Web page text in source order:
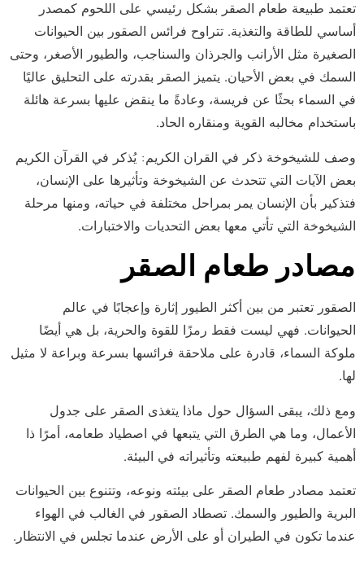
تعتمد طبيعة طعام الصقر بشكل رئيسي على اللحوم كمصدر
أساسي للطاقة والتغذية. تتراوح فرائس الصقور بين الحيوانات
الصغيرة مثل الأرانب والجرذان والسناجب، والطيور الأصغر، وحتى
السمك في بعض الأحيان. يتميز الصقر بقدرته على التحليق عاليًا
في السماء بحثًا عن فريسة، وعادةً ما ينقض عليها بسرعة هائلة
باستخدام مخالبه القوية ومنقاره الحاد.
وصف للشيخوخة ذكر في القران الكريم: يُذكر في القرآن الكريم
بعض الآيات التي تتحدث عن الشيخوخة وتأثيرها على الإنسان،
فتذكير بأن الإنسان يمر بمراحل مختلفة في حياته، ومنها مرحلة
الشيخوخة التي تأتي معها بعض التحديات والاختبارات.
مصادر طعام الصقر
الصقور تعتبر من بين أكثر الطيور إثارة وإعجابًا في عالم
الحيوانات. فهي ليست فقط رمزًا للقوة والحرية، بل هي أيضًا
ملوكة السماء، قادرة على ملاحقة فرائسها بسرعة وبراعة لا مثيل
لها.
ومع ذلك، يبقى السؤال حول ماذا يتغذى الصقر على جدول
الأعمال، وما هي الطرق التي يتبعها في اصطياد طعامه، أمرًا ذا
أهمية كبيرة لفهم طبيعته وتأثيراته في البيئة.
تعتمد مصادر طعام الصقر على بيئته ونوعه، وتتنوع بين الحيوانات
البرية والطيور والسمك. تصطاد الصقور في الغالب في الهواء
عندما تكون في الطيران أو على الأرض عندما تجلس في الانتظار.